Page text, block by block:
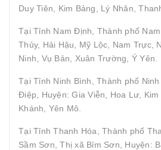
Duy Tiên, Kim Bảng, Lý Nhân,
Tại Tỉnh Nam Định, Thành phố
Thủy, Hải Hậu, Mỹ Lộc, Nam Trực,
Ninh, Vụ Bản, Xuân Trường, Ý Yên.
Tại Tỉnh Ninh Bình, Thành phố
Điệp, Huyện: Gia Viễn, Hoa Lư,
Khánh, Yên Mô.
Tại Tỉnh Thanh Hóa, Thành phố
Sầm Sơn, Thị xã Bỉm Sơn, Huyện: